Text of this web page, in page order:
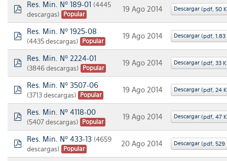
pdf
Res. Min. Nº 189-01 (4445
descargas)
Popular
19 Ago 2014 Descargar (pdf, 50
Res. Min. Nº 1925-08
(4435 descargas) Popular
19 Ago 2014 Descargar (pdf, 1.83
Res. Min. Nº 2224-01
(3846 descargas) Popular
19 Ago 2014 Descargar (pdf, 33
Res. Min. Nº 3507-06
(3713 descargas) Popular
19 Ago 2014 Descargar (pdf, 24
Res. Min. Nº 4118-00
(5407 descargas) Popular
19 Ago 2014 Descargar (pdf, 47
pdf
Res. Min. Nº 433-13 (4659
descargas)
Popular
20 Ago 2014 Descargar (pdf, 529